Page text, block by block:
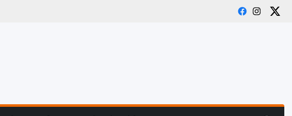
Facebook
Instagram
X